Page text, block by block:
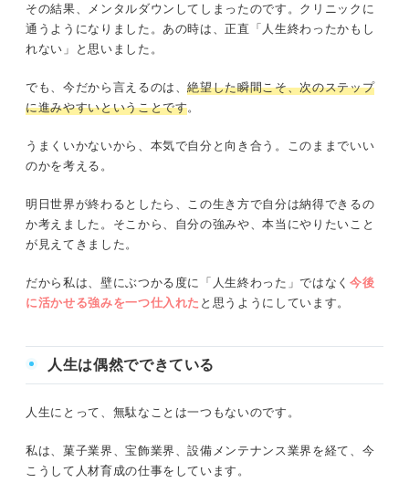
その結果、メンタルダウンしてしまったのです。クリニックに
通うようになりました。あの時は、正直「人生終わったかもし
れない」と思いました。
でも、今だから言えるのは、絶望した瞬間こそ、次のステップ
に進みやすいということです。
うまくいかないから、本気で自分と向き合う。このままでいい
のかを考える。
明日世界が終わるとしたら、この生き方で自分は納得できるの
か考えました。そこから、自分の強みや、本当にやりたいこと
が見えてきました。
だから私は、壁にぶつかる度に「人生終わった」ではなく 今後
に活かせる強みを一つ仕入れた と思うようにしています。
人生は偶然でできている
人生にとって、無駄なことは一つもないのです。
私は、菓子業界、宝飾業界、設備メンテナンス業界を経て、今
こうして人材育成の仕事をしています。